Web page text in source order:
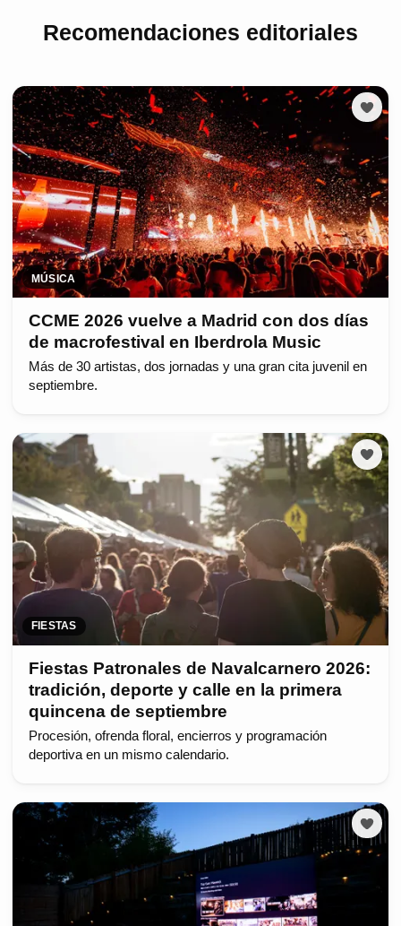
Recomendaciones editoriales
MÚSICA
CCME 2026 vuelve a Madrid con dos días
de macrofestival en Iberdrola Music
Más de 30 artistas, dos jornadas y una gran cita juvenil en
septiembre.
FIESTAS
Fiestas Patronales de Navalcarnero 2026:
tradición, deporte y calle en la primera
quincena de septiembre
Procesión, ofrenda floral, encierros y programación
deportiva en un mismo calendario.